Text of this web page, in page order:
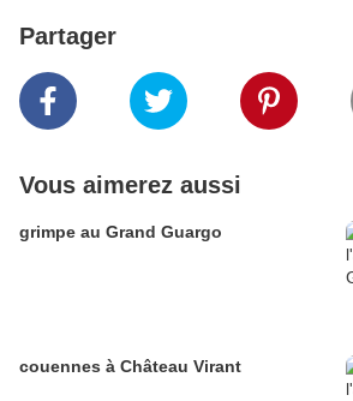
Partager
Vous aimerez aussi
grimpe au Grand Guargo
couennes à Château Virant